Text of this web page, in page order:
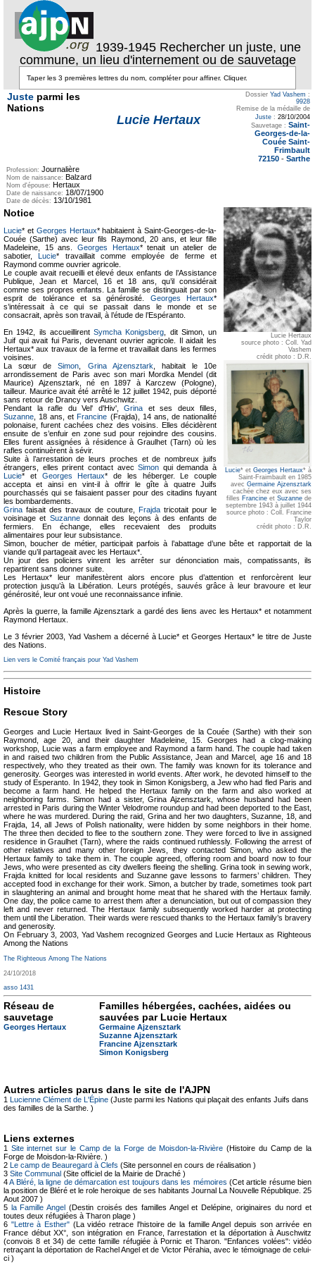
1939-1945 Rechercher un juste, une
commune, un lieu d'internement ou de sauvetage
Juste parmi les
Nations
Lucie Hertaux
Dossier Yad Vashem :
9928
Remise de la médaille de
Juste : 28/10/2004
Sauvetage : Saint-
Georges-de-la-
Couée Saint-
Frimbault
72150 - Sarthe
Profession: Journalière
Nom de naissance: Balzard
Nom d'épouse: Hertaux
Date de naissance: 18/07/1900
Date de décès: 13/10/1981
Lucie Hertaux
source photo : Coll. Yad
Vashem
crédit photo : D.R.
Lucie* et Georges Hertaux* à
Saint-Fraimbault en 1985
avec Germaine Ajzensztark
cachée chez eux avec ses
filles Francine et Suzanne de
septembre 1943 à juillet 1944
source photo : Coll. Francine
Taylor
crédit photo : D.R.
Notice
Lucie* et Georges Hertaux* habitaient à Saint-Georges-de-la-
Couée (Sarthe) avec leur fils Raymond, 20 ans, et leur fille
Madeleine, 15 ans. Georges Hertaux* tenait un atelier de
sabotier,Lucie* travaillait comme employée de ferme et
Raymond comme ouvrier agricole.
Le couple avait recueilli et élevé deux enfants de l’Assistance
Publique, Jean et Marcel, 16 et 18 ans, qu’il considérait
comme ses propres enfants. La famille se distinguait par son
esprit de tolérance et sa générosité. Georges Hertaux*
s’intéressait à ce qui se passait dans le monde et se
consacrait, après son travail, à l’étude de l’Espéranto.
En 1942, ils accueillirent Symcha Konigsberg , dit Simon, un
Juif qui avait fui Paris, devenant ouvrier agricole. Il aidait les
Hertaux* aux travaux de la ferme et travaillait dans les fermes
voisines.
La sœur deSimon Grina Ajzensztark , habitait le 10e
arrondissement de Paris avec son mari Mordka Mendel (dit
Maurice) Ajzensztark, né en 1897 à Karczew (Pologne),
tailleur. Maurice avait été arrêté le 12 juillet 1942, puis déporté
sans retour de Drancy vers Auschwitz.
Pendant la rafle du Vel' d'Hiv', Grina et ses deux filles,
Suzanne , 18 ans, etFrancine (Frajda), 14 ans, de nationalité
polonaise, furent cachées chez des voisins. Elles décidèrent
ensuite de s’enfuir en zone sud pour rejoindre des cousins.
Elles furent assignées à résidence à Graulhet (Tarn) où les
rafles continuèrent à sévir.
Suite à l’arrestation de leurs proches et de nombreux juifs
étrangers, elles prirent contact avecSimon qui demanda à
Lucie* et Georges Hertaux* de les héberger. Le couple
accepta et ainsi en vint-il à offrir le gîte à quatre Juifs
pourchassés qui se faisaient passer pour des citadins fuyant
les bombardements.
Grina faisait des travaux de couture, Frajda tricotait pour le
voisinage et Suzannedonnait des leçons à des enfants de
fermiers. En échange, elles recevaient des produits
alimentaires pour leur subsistance.
Simon, boucher de métier, participait parfois à l’abattage d’une bête et rapportait de la
viande qu’il partageait avec les Hertaux*.
Un jour des policiers vinrent les arrêter sur dénonciation mais, compatissants, ils
repartirent sans donner suite.
Les Hertaux* leur manifestèrent alors encore plus d’attention et renforcèrent leur
protection jusqu’à la Libération. Leurs protégés, sauvés grâce à leur bravoure et leur
générosité, leur ont voué une reconnaissance infinie.
Après la guerre, la famille Ajzensztark a gardé des liens avec les Hertaux* et notamment
Raymond Hertaux.
Le 3 février 2003, Yad Vashem a décerné à Lucie* et Georges Hertaux* le titre de Juste
des Nations.
Lien vers le Comité français pour Yad Vashem
Histoire
Rescue Story
Georges and Lucie Hertaux lived in Saint-Georges de la Couée (Sarthe) with their son
Raymond, age 20, and their daughter Madeleine, 15. Georges had a clog-making
workshop, Lucie was a farm employee and Raymond a farm hand. The couple had taken
in and raised two children from the Public Assistance, Jean and Marcel, age 16 and 18
respectively, who they treated as their own. The family was known for its tolerance and
generosity. Georges was interested in world events. After work, he devoted himself to the
study of Esperanto. In 1942, they took in Simon Konigsberg, a Jew who had fled Paris and
become a farm hand. He helped the Hertaux family on the farm and also worked at
neighboring farms. Simon had a sister, Grina Ajzensztark, whose husband had been
arrested in Paris during the Winter Velodrome roundup and had been deported to the East,
where he was murdered. During the raid, Grina and her two daughters, Suzanne, 18, and
Frajda, 14, all Jews of Polish nationality, were hidden by some neighbors in their home.
The three then decided to flee to the southern zone. They were forced to live in assigned
residence in Graulhet (Tarn), where the raids continued ruthlessly. Following the arrest of
other relatives and many other foreign Jews, they contacted Simon, who asked the
Hertaux family to take them in. The couple agreed, offering room and board now to four
Jews, who were presented as city dwellers fleeing the shelling. Grina took in sewing work,
Frajda knitted for local residents and Suzanne gave lessons to farmers’ children. They
accepted food in exchange for their work. Simon, a butcher by trade, sometimes took part
in slaughtering an animal and brought home meat that he shared with the Hertaux family.
One day, the police came to arrest them after a denunciation, but out of compassion they
left and never returned. The Hertaux family subsequently worked harder at protecting
them until the Liberation. Their wards were rescued thanks to the Hertaux family’s bravery
and generosity.
On February 3, 2003, Yad Vashem recognized Georges and Lucie Hertaux as Righteous
Among the Nations
The Righteous Among The Nations
24/10/2018
asso 1431
Réseau de
sauvetage
Georges Hertaux
Familles hébergées, cachées, aidées ou
sauvées par Lucie Hertaux
Germaine Ajzensztark
Suzanne Ajzensztark
Francine Ajzensztark
Simon Konigsberg
Autres articles parus dans le site de l'AJPN
1 Lucienne Clément de L'Épine (Juste parmi les Nations qui plaçait des enfants Juifs dans
des familles de la Sarthe. )
Liens externes
1 Site internet sur le Camp de la Forge de Moisdon-la-Rivière (Histoire du Camp de la
Forge de Moisdon-la-Rivière. )
2 Le camp de Beauregard à Clefs (Site personnel en cours de réalisation )
3 Site Communal (Site officiel de la Mairie de Draché )
4A Bléré, la ligne de démarcation est toujours dans les mémoires (Cet article résume bien
la position de Bléré et le role heroique de ses habitants Journal La Nouvelle République. 25
Aout 2007 )
5 la Famille Angel (Destin croisés des familles Angel et Delépine, originaires du nord et
toutes deux réfugiées à Tharon plage )
6 "Lettre à Esther" (La vidéo retrace l'histoire de la famille Angel depuis son arrivée en
France début XX°, son intégration en France, l'arrestation et la déportation à Auschwitz
(convois 8 et 34) de cette famille réfugiée à Pornic et Tharon. "Enfances volées": vidéo
retraçant la déportation de Rachel Angel et de Victor Pérahia, avec le témoignage de celui-
ci )